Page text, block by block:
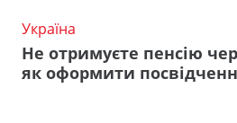
Україна
Не отримуєте пенсію
як оформити